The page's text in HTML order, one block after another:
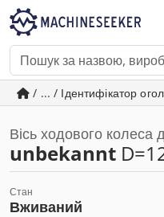
/ ... / Ідентифікатор
Вісь ходового колеса
unbekannt
Стан
Вживаний